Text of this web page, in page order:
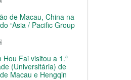
de Macau, China na
“Asia / Pacific Group
Fai visitou a 1.ª
(Universitária) de
Macau e Hengqin